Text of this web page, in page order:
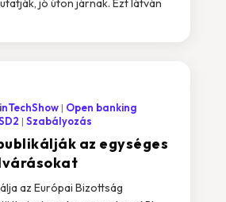
jó úton járnak. Ezt látván
az egységes
Open banking
Szabályozás
az Európai Bizottság